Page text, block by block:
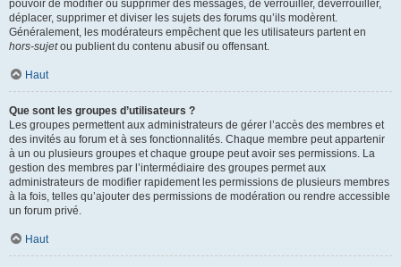
pouvoir de modifier ou supprimer des messages, de verrouiller, déverrouiller,
déplacer, supprimer et diviser les sujets des forums qu’ils modèrent.
Généralement, les modérateurs empêchent que les utilisateurs partent en
hors-sujetou publient du contenu abusif ou offensant.
Haut
Que sont les groupes d’utilisateurs ?
Les groupes permettent aux administrateurs de gérer l’accès des membres et
des invités au forum et à ses fonctionnalités. Chaque membre peut appartenir
à un ou plusieurs groupes et chaque groupe peut avoir ses permissions. La
gestion des membres par l’intermédiaire des groupes permet aux
administrateurs de modifier rapidement les permissions de plusieurs membres
à la fois, telles qu’ajouter des permissions de modération ou rendre accessible
un forum privé.
Haut